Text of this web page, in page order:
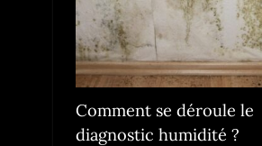
Comment se déroule le
diagnostic humidité ?